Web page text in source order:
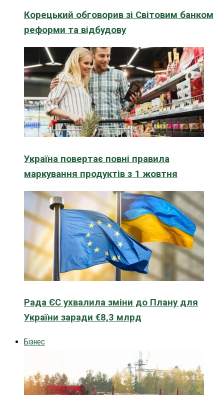
Корецький обговорив зі Світовим банком
реформи та відбудову
Україна повертає повні правила
маркування продуктів з 1 жовтня
Рада ЄС ухвалила зміни до Плану для
України заради €8,3 млрд
Бізнес